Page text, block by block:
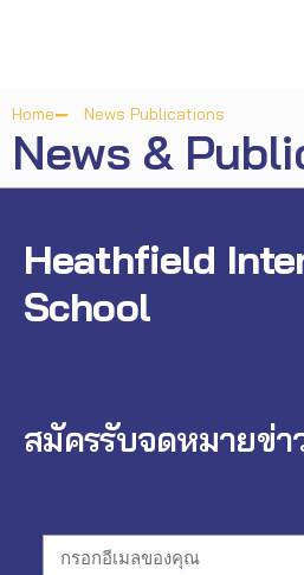
Home News Publications
News &
Heathfield
School
สมัครรับจดหมายข่า